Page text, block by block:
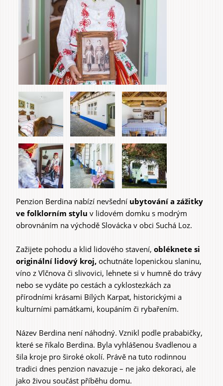
Penzion Berdina nabízí nevšední ubytování a zážitky
ve folklorním stylu v lidovém domku s modrým
obrovnáním na východě Slovácka v obci Suchá Loz.
Zažijete pohodu a klid lidového stavení, obléknete si
originální lidový kroj, ochutnáte lopenickou slaninu,
víno z Vlčnova či slivovici, lehnete si v humně do trávy
nebo se vydáte po cestách a cyklostezkách za
přírodními krásami Bílých Karpat, historickými a
kulturními památkami, koupáním či rybařením.
Název Berdina není náhodný. Vznikl podle prababičky,
které se říkalo Berdina. Byla vyhlášenou švadlenou a
šila kroje pro široké okolí. Právě na tuto rodinnou
tradici dnes penzion navazuje – ne jako dekoraci, ale
jako živou součást příběhu domu.